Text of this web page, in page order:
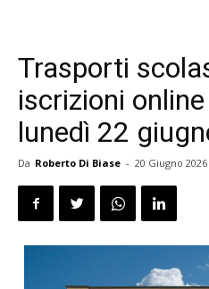
Trasporti
iscrizioni
lunedì 22
Da Roberto Di Biase - 20 Giugno 2026